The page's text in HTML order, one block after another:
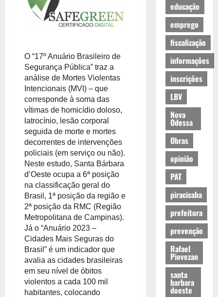
O “17º Anuário Brasileiro de
Segurança Pública” traz a
análise de Mortes Violentas
Intencionais (MVI) – que
corresponde à soma das
vítimas de homicídio doloso,
latrocínio, lesão corporal
seguida de morte e mortes
decorrentes de intervenções
policiais (em serviço ou não).
Neste estudo, Santa Bárbara
d’Oeste ocupa a 6ª posição
na classificação geral do
Brasil, 1ª posição da região e
2ª posição da RMC (Região
Metropolitana de Campinas).
Já o “Anuário 2023 –
Cidades Mais Seguras do
Brasil” é um indicador que
avalia as cidades brasileiras
em seu nível de óbitos
violentos a cada 100 mil
habitantes, colocando
educação
emprego
fiscalização
informações
inscrições
LBV
Nova
Odessa
Obras
opinião
PAT
piracicaba
prefeitura
prevenção
Rafael
Piovezan
santa
barbara
doeste